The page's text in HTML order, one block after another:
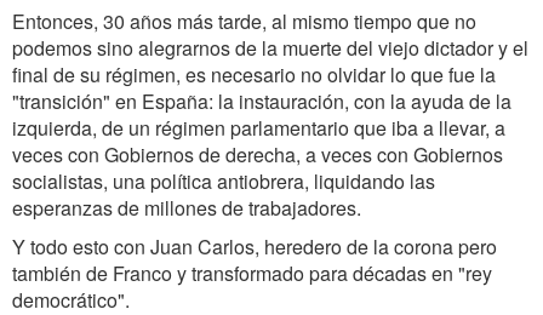
Entonces, 30 años más tarde, al mismo tiempo que no
podemos sino alegrarnos de la muerte del viejo dictador y el
final de su régimen, es necesario no olvidar lo que fue la
"transición" en España: la instauración, con la ayuda de la
izquierda, de un régimen parlamentario que iba a llevar, a
veces con Gobiernos de derecha, a veces con Gobiernos
socialistas, una política antiobrera, liquidando las
esperanzas de millones de trabajadores.
Y todo esto con Juan Carlos, heredero de la corona pero
también de Franco y transformado para décadas en "rey
democrático".